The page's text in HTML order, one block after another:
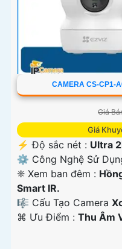
CAMERA CS-CP1-
Giá
Giá
️⚡ Độ sắc nét : Ultra
⚙ Công Nghệ Sử
❈ Xem ban đêm :
Smart IR.
🎼️ Cấu Tạo Camera
️⌘ Ưu Điểm : Thu Âm